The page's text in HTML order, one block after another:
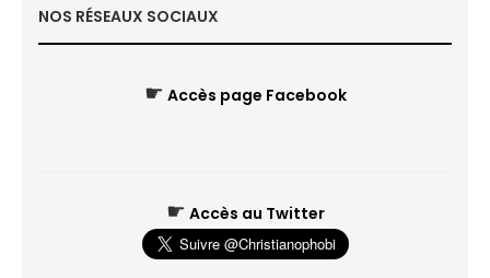
NOS RÉSEAUX SOCIAUX
☛ Accès page Facebook
☛ Accès au Twitter